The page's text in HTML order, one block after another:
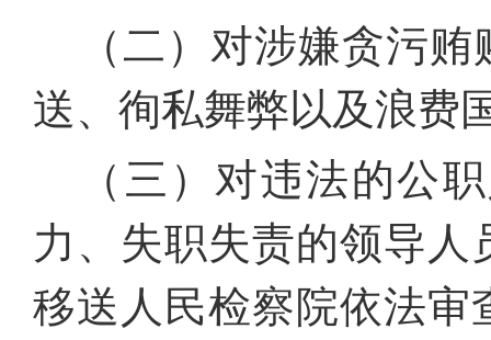
（二）对涉嫌贪污
送、徇私舞弊以及浪费
（三）对违法的公
力、失职失责的领导
移送人民检察院依法审